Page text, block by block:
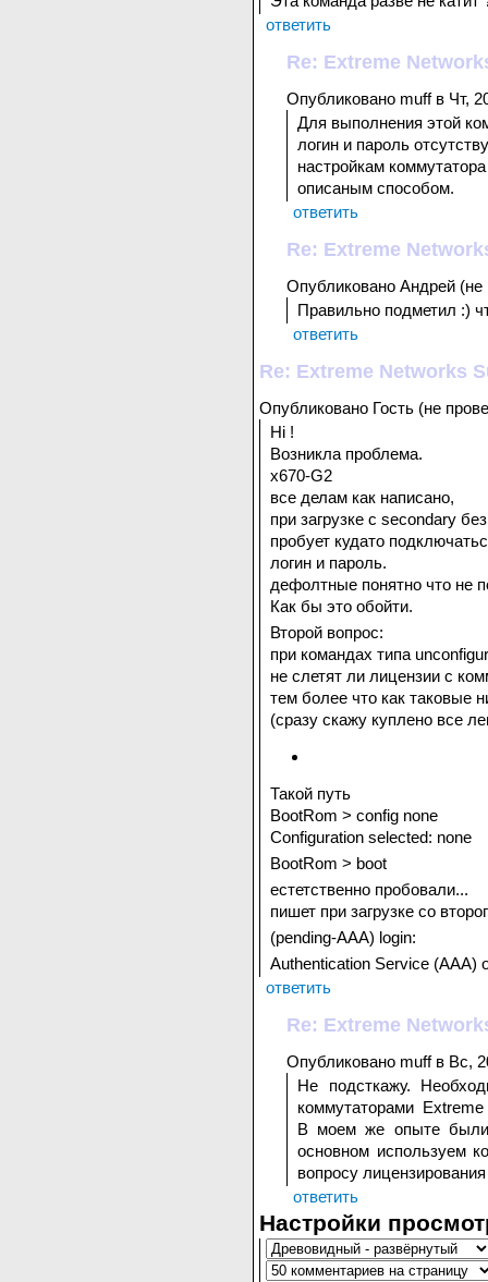
ответить
Re: Extreme
Опубликовано muff в Чт,
Для выполнения этой
логин и пароль
настройкам
описаным способом.
ответить
Re: Extreme
Опубликовано Андрей (не
Правильно подметил :)
ответить
Re: Extreme Networks
Опубликовано Гость (не
Hi !
Возникла проблема.
х670-G2
все делам как написано,
при загрузке с secondary
пробует кудато
логин и пароль.
дефолтные понятно что не
Как бы это обойти.
Второй вопрос:
при командах типа
не слетят ли лицензии с
тем более что как таковые
(сразу скажу куплено все
Такой путь
BootRom > config none
Configuration selected: none
BootRom > boot
естетственно пробовали...
пишет при загрузке со
(pending-AAA) login:
Authentication Service (AAA)
ответить
Re: Extreme
Опубликовано muff в Вс,
Не подсткажу.
коммутаторами Extreme
В моем же опыте были
основном используем
вопросу
ответить
Настройки